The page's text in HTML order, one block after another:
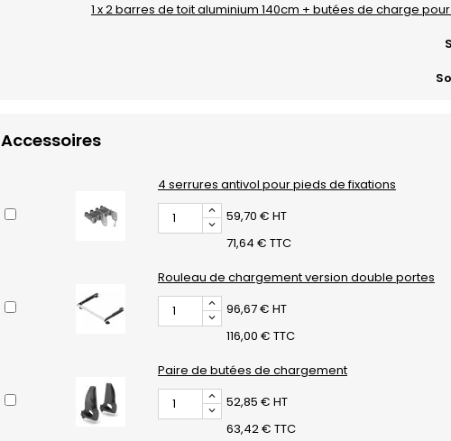
1 x 2 barres de toit aluminium 140cm + butées de charge
Accessoires
4 serrures antivol pour pieds de fixations
59,70 € HT
71,64 € TTC
Rouleau de chargement version double portes
96,67 € HT
116,00 € TTC
Paire de butées de chargement
52,85 € HT
63,42 € TTC